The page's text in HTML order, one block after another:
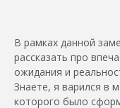
В рамках данной
рассказать про
ожидания и
Знаете, я варился в
которого было